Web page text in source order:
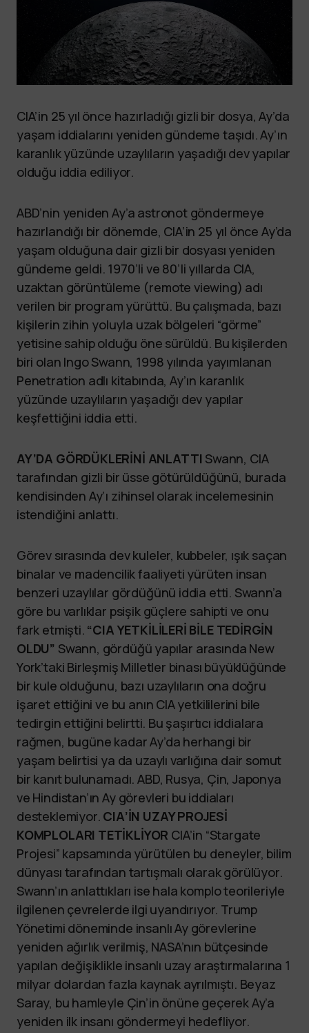
CIA’in 25 yıl önce hazırladığı gizli bir dosya, Ay’da
yaşam iddialarını yeniden gündeme taşıdı. Ay’ın
karanlık yüzünde uzaylıların yaşadığı dev yapılar
olduğu iddia ediliyor.
ABD’nin yeniden Ay’a astronot göndermeye
hazırlandığı bir dönemde, CIA’in 25 yıl önce Ay’da
yaşam olduğuna dair gizli bir dosyası yeniden
gündeme geldi. 1970’li ve 80’li yıllarda CIA,
uzaktan görüntüleme (remote viewing) adı
verilen bir program yürüttü. Bu çalışmada, bazı
kişilerin zihin yoluyla uzak bölgeleri “görme”
yetisine sahip olduğu öne sürüldü. Bu kişilerden
biri olan Ingo Swann, 1998 yılında yayımlanan
Penetration adlı kitabında, Ay’ın karanlık
yüzünde uzaylıların yaşadığı dev yapılar
keşfettiğini iddia etti.
AY’DA GÖRDÜKLERİNİ ANLATTI Swann, CIA
tarafından gizli bir üsse götürüldüğünü, burada
kendisinden Ay’ı zihinsel olarak incelemesinin
istendiğini anlattı.
Görev sırasında dev kuleler, kubbeler, ışık saçan
binalar ve madencilik faaliyeti yürüten insan
benzeri uzaylılar gördüğünü iddia etti. Swann’a
göre bu varlıklar psişik güçlere sahipti ve onu
fark etmişti. “CIA YETKİLİLERİ BİLE TEDİRGİN
OLDU” Swann, gördüğü yapılar arasında New
York’taki Birleşmiş Milletler binası büyüklüğünde
bir kule olduğunu, bazı uzaylıların ona doğru
işaret ettiğini ve bu anın CIA yetkililerini bile
tedirgin ettiğini belirtti. Bu şaşırtıcı iddialara
rağmen, bugüne kadar Ay’da herhangi bir
yaşam belirtisi ya da uzaylı varlığına dair somut
bir kanıt bulunamadı. ABD, Rusya, Çin, Japonya
ve Hindistan’ın Ay görevleri bu iddiaları
desteklemiyor. CIA’İN UZAY PROJESİ
KOMPLOLARI TETİKLİYOR CIA’in “Stargate
Projesi” kapsamında yürütülen bu deneyler, bilim
dünyası tarafından tartışmalı olarak görülüyor.
Swann’ın anlattıkları ise hala komplo teorileriyle
ilgilenen çevrelerde ilgi uyandırıyor. Trump
Yönetimi döneminde insanlı Ay görevlerine
yeniden ağırlık verilmiş, NASA’nın bütçesinde
yapılan değişiklikle insanlı uzay araştırmalarına 1
milyar dolardan fazla kaynak ayrılmıştı. Beyaz
Saray, bu hamleyle Çin’in önüne geçerek Ay’a
yeniden ilk insanı göndermeyi hedefliyor.